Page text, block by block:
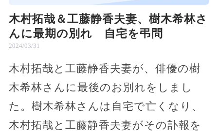
木村拓哉＆工藤静香夫妻、樹木希林さ
んに最期の別れ 自宅を弔問
2024/03/31
木村拓哉と工藤静香夫妻が、俳優の樹
木希林さんに最後のお別れをしまし
た。樹木希林さんは自宅で亡くなり、
木村拓哉と工藤静香夫妻がその訃報を